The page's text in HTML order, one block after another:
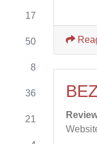
17
50
8
36
21